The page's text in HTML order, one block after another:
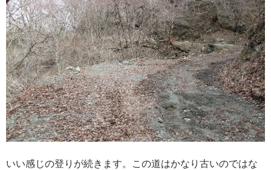
いい感じの登りが続きます。この道はかなり古いのではな